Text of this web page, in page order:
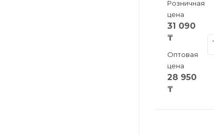
Розничная
цена
31 090
₸
Оптовая
цена
28 950
₸